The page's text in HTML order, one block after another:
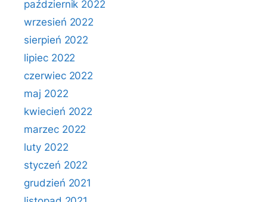
październik 2022
wrzesień 2022
sierpień 2022
lipiec 2022
czerwiec 2022
maj 2022
kwiecień 2022
marzec 2022
luty 2022
styczeń 2022
grudzień 2021